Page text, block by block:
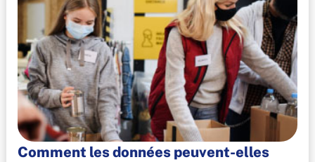
Comment les données peuvent-elles